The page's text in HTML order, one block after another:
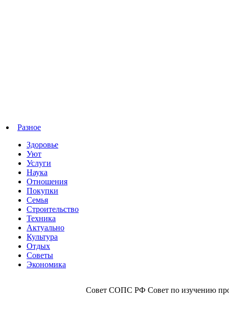
Разное
Здоровье
Уют
Услуги
Наука
Отношения
Покупки
Семья
Строительство
Техника
Актуально
Культура
Отдых
Советы
Экономика
Совет СОПС РФ Совет по изучению